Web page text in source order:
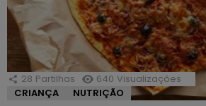
28 Partilhas 640 Visualizações
CRIANÇA
NUTRIÇÃO